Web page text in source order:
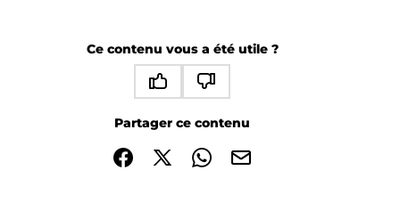
Ce contenu vous a été utile ?
Partager ce contenu
Partager sur Facebook (nouvelle fenêtre)
Partager sur X / Twitter (nouvelle fenêtre)
Partager sur WhatsApp
Partager par mail